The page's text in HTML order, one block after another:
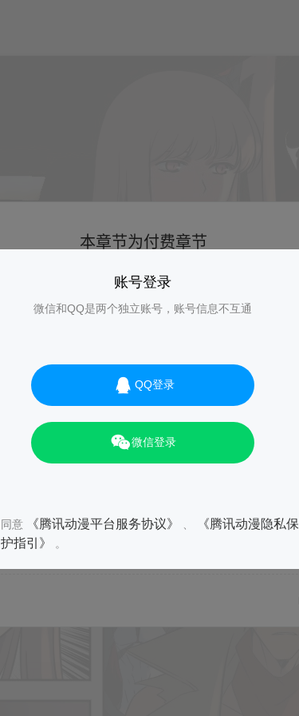
账号登录
微信和QQ是两个独立账号，账号信息不互通
QQ登录
微信登录
同意 《腾讯动漫平台服务协议》
《腾讯动漫隐私保
护指引》
。